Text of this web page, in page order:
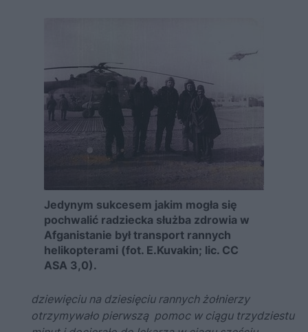
Jedynym sukcesem jakim mogła się
pochwalić radziecka służba zdrowia w
Afganistanie był transport rannych
helikopterami (fot. E.Kuvakin; lic. CC
ASA 3,0).
dziewięciu na dziesięciu rannych żołnierzy
otrzymywało pierwszą pomoc w ciągu trzydziestu